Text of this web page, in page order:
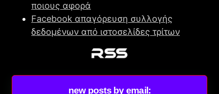
ποιους αφορά
Facebook απαγόρευση συλλογής
δεδομένων από ιστοσελίδες τρίτων
new posts by email: